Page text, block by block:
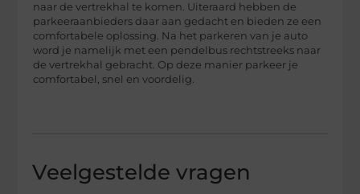
naar de vertrekhal te komen. Uiteraard hebben de
parkeeraanbieders daar aan gedacht en bieden ze een
comfortabele oplossing. Na het parkeren van je auto
word je namelijk met een pendelbus rechtstreeks naar
de vertrekhal gebracht. Op deze manier parkeer je
comfortabel, snel en voordelig.
Veelgestelde vragen